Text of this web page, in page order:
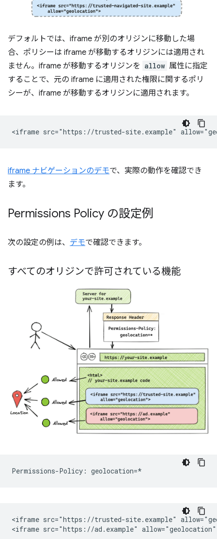
デフォルトでは、iframe が別のオリジンに移動した場
合、ポリシーは iframe が移動するオリジンには適用され
ません。iframe が移動するオリジンを allow 属性に指定
することで、元の iframe に適用された権限に関するポリ
シーが、iframe が移動するオリジンに適用されます。
iframe ナビゲーションのデモで、実際の動作を確認でき
ます。
Permissions Policy の設定例
次の設定の例は、 デモで確認できます。
すべてのオリジンで許可されている機能
<iframe src="https://trusted-site.example"